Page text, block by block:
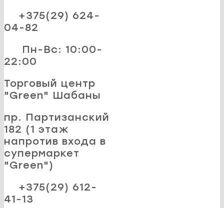
+375(29) 624-
04-82
Пн-Вс: 10:00-
22:00
Торговый центр
"Green" Шабаны
пр. Партизанский
182 (1 этаж
напротив входа в
супермаркет
"Green")
+375(29) 612-
41-13